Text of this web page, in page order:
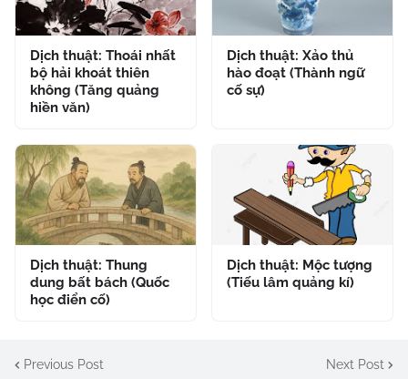
Dịch thuật: Thoái nhất
bộ hải khoát thiên
không (Tăng quảng
hiền văn)
Dịch thuật: Xảo thủ
hào đoạt (Thành ngữ
cố sự)
Dịch thuật: Thung
dung bất bách (Quốc
học điển cố)
Dịch thuật: Mộc tượng
(Tiếu lâm quảng kí)
Previous Post Next Post